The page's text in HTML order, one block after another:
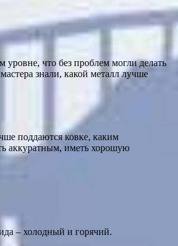
что без проблем могли делать
знали, какой металл лучше
поддаются ковке, каким
аккуратным, иметь хорошую
– холодный и горячий.